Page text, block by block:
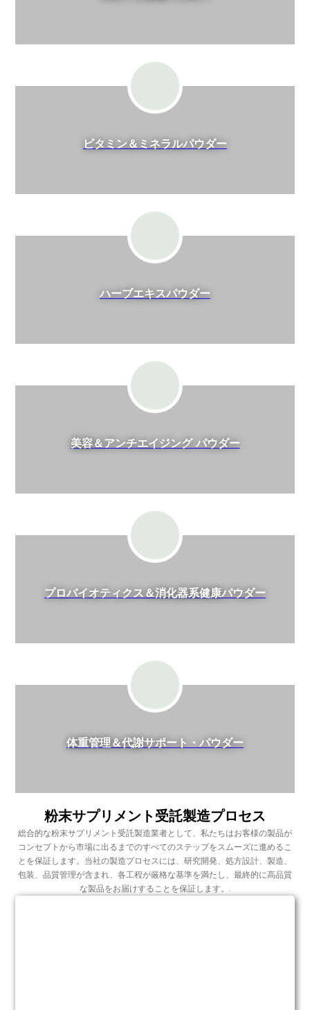
ビタミン＆ミネラルパウダー
ハーブエキスパウダー
美容＆アンチエイジング パウダー
プロバイオティクス＆消化器系健康パウダー
体重管理＆代謝サポート・パウダー
粉末サプリメント受託製造プロセス
総合的な粉末サプリメント受託製造業者として、私たちはお客様の製品が
コンセプトから市場に出るまでのすべてのステップをスムーズに進めるこ
とを保証します。当社の製造プロセスには、研究開発、処方設計、製造、
包装、品質管理が含まれ、各工程が厳格な基準を満たし、最終的に高品質
な製品をお届けすることを保証します。.